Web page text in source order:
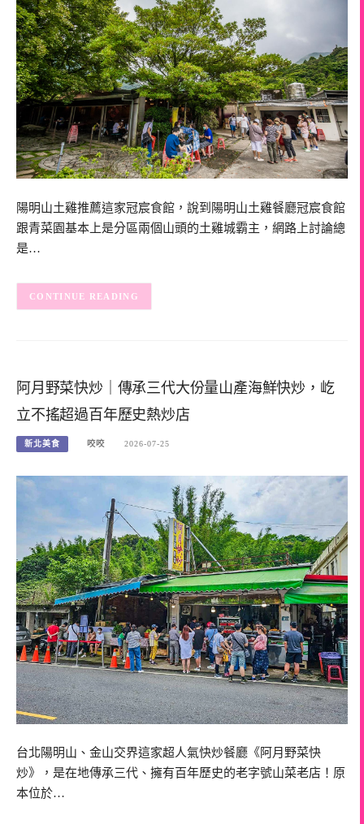
陽明山土雞推薦這家冠宸食館，說到陽明山土雞餐廳冠宸食館
跟青菜園基本上是分區兩個山頭的土雞城霸主，網路上討論總
是…
CONTINUE READING
阿月野菜快炒｜傳承三代大份量山產海鮮快炒，屹
立不搖超過百年歷史熱炒店
新北美食 咬咬 2026-07-25
台北陽明山、金山交界這家超人氣快炒餐廳《阿月野菜快
炒》，是在地傳承三代、擁有百年歷史的老字號山菜老店！原
本位於…